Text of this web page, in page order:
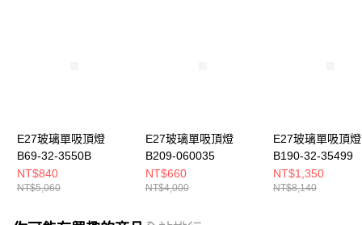
E27玻璃單吸頂燈
B69-32-3550B
NT$840
NT$5,060
E27玻璃單吸頂燈
B209-060035
NT$660
NT$4,000
E27玻璃單吸頂燈
B190-32-35499
NT$1,350
NT$8,140